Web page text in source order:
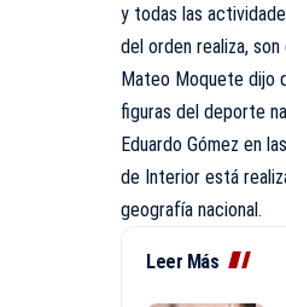
y todas las
del orden realiza,
Mateo Moquete dijo
figuras del deporte
Eduardo Gómez en
de Interior está
geografía nacional.
Leer Más